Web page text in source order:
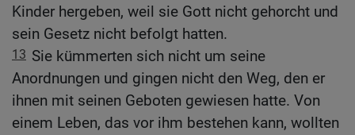
Kinder hergeben, weil sie Gott nicht gehorcht und
sein Gesetz nicht befolgt hatten.
13 Sie kümmerten sich nicht um seine
Anordnungen und gingen nicht den Weg, den er
ihnen mit seinen Geboten gewiesen hatte. Von
einem Leben, das vor ihm bestehen kann, wollten